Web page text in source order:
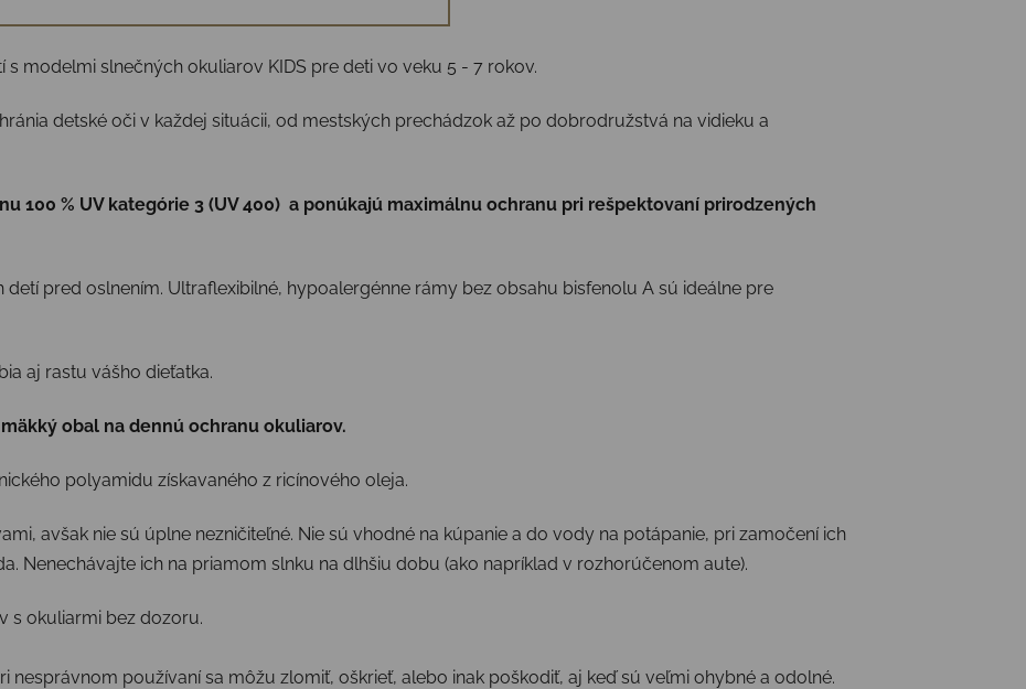
s modelmi slnečných okuliarov KIDS pre deti vo veku 5 - 7 rokov.
detské oči v každej situácii, od mestských prechádzok až po dobrodružstvá na vidieku a
100 % UV kategórie 3 (UV 400) a ponúkajú maximálnu ochranu pri rešpektovaní prirodzených
detí pred oslnením. Ultraflexibilné, hypoalergénne rámy bez obsahu bisfenolu A sú ideálne pre
aj rastu vášho dieťatka.
obal na dennú ochranu okuliarov.
polyamidu získavaného z ricínového oleja.
avšak nie sú úplne nezničiteľné. Nie sú vhodné na kúpanie a do vody na potápanie, pri zamočení ich
Nenechávajte ich na priamom slnku na dlhšiu dobu (ako napríklad v rozhorúčenom aute).
s okuliarmi bez dozoru.
nesprávnom používaní sa môžu zlomiť, oškrieť, alebo inak poškodiť, aj keď sú veľmi ohybné a odolné.